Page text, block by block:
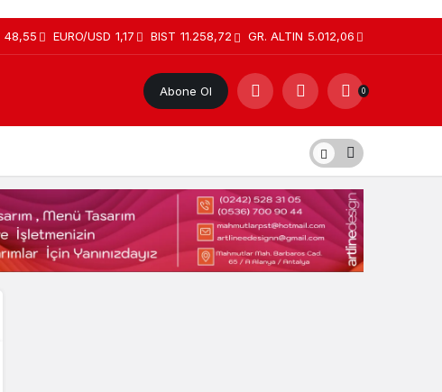
48,55 EURO/USD 1,17 BIST 11.258,72 GR. ALTIN 5.012,06
Abone Ol 0